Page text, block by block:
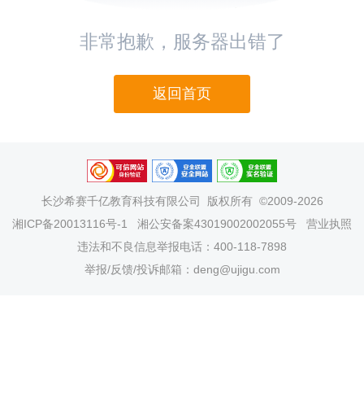
非常抱歉，服务器出错了
返回首页
长沙希赛千亿教育科技有限公司
版权所有 ©2009-2026
湘ICP备20013116号-1
湘公安备案43019002002055号
营业执照
违法和不良信息举报电话：400-118-7898
举报/反馈/投诉邮箱：deng@ujigu.com